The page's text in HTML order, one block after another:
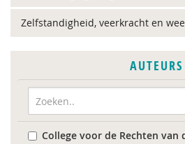
Zelfstandigheid, veerkracht en
AUTEURS
College voor de Rechten van